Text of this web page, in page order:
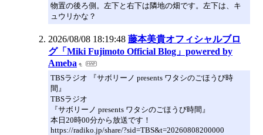
物置の後ろ側。左下と右下は隣地の畑です。左下は、キ
ュウリかな？
2026/08/08 18:19:48 藤本美貴オフィシャルブロ
グ「Miki Fujimoto Official Blog」powered by
Ameba
TBSラジオ 『サボリーノ presents ワタシのごほうび時
間』
TBSラジオ
『サボリーノ presents ワタシのごほうび時間』
本日20時00分から放送です！
https://radiko.jp/share/?sid=TBS&t=20260808200000